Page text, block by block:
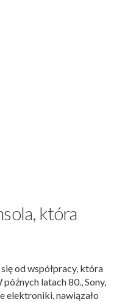
która
od współpracy, która
latach 80., Sony,
elektroniki, nawiązało